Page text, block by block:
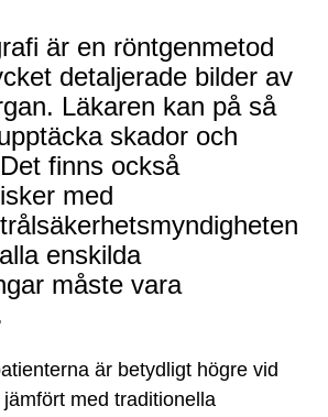
är en röntgenmetod
detaljerade bilder av
Läkaren kan på så
skador och
finns också
med
enskilda
måste vara
är betydligt högre vid
med traditionella